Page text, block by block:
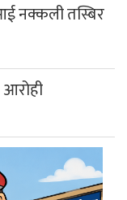
नक्कली तस्बिर
आरोही